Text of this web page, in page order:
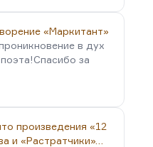
«Маркитант»
в дух
за
произведения «12
и «Растратчики»…